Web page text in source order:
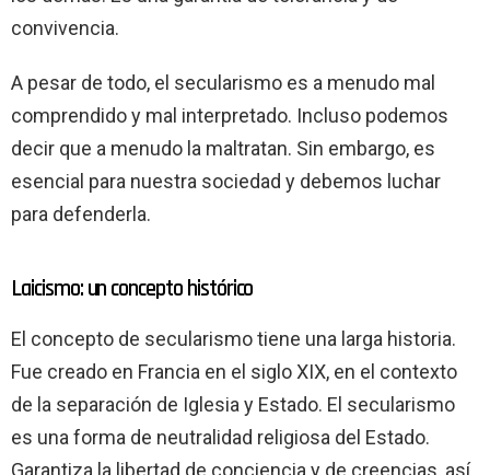
convivencia.
A pesar de todo, el secularismo es a menudo mal
comprendido y mal interpretado. Incluso podemos
decir que a menudo la maltratan. Sin embargo, es
esencial para nuestra sociedad y debemos luchar
para defenderla.
Laicismo: un concepto histórico
El concepto de secularismo tiene una larga historia.
Fue creado en Francia en el siglo XIX, en el contexto
de la separación de Iglesia y Estado. El secularismo
es una forma de neutralidad religiosa del Estado.
Garantiza la libertad de conciencia y de creencias, así